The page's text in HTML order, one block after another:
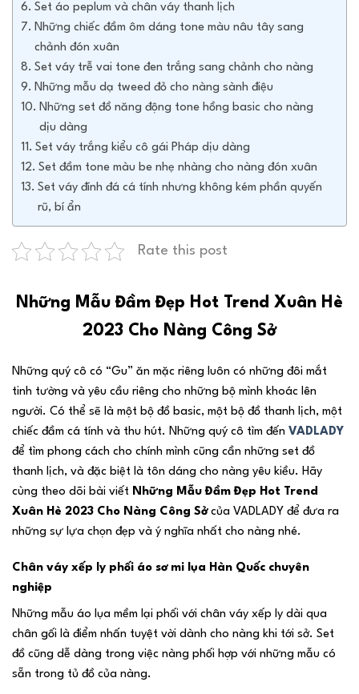
Set áo peplum và chân váy thanh lịch
Những chiếc đầm ôm dáng tone màu nâu tây sang
chảnh đón xuân
Set váy trễ vai tone đen trắng sang chảnh cho nàng
Những mẫu dạ tweed đỏ cho nàng sành điệu
Những set đồ năng động tone hồng basic cho nàng
dịu dàng
Set váy trắng kiểu cô gái Pháp dịu dàng
Set đầm tone màu be nhẹ nhàng cho nàng đón xuân
Set váy đính đá cá tính nhưng không kém phần quyến
rũ, bí ẩn
Rate this post
Những Mẫu Đầm Đẹp Hot Trend Xuân Hè
2023 Cho Nàng Công Sở
Những quý cô có “Gu” ăn mặc riêng luôn có những đôi mắt
tinh tường và yêu cầu riêng cho những bộ mình khoác lên
người. Có thể sẽ là một bộ đồ basic, một bộ đồ thanh lịch, một
chiếc đầm cá tính và thu hút. Những quý cô tìm đến VADLADY
để tìm phong cách cho chính mình cũng cần những set đồ
thanh lịch, và đặc biệt là tôn dáng cho nàng yêu kiều. Hãy
cùng theo dõi bài viết Những Mẫu Đầm Đẹp Hot Trend
Xuân Hè 2023 Cho Nàng Công Sở của VADLADY để đưa ra
những sự lựa chọn đẹp và ý nghĩa nhất cho nàng nhé.
Chân váy xếp ly phối áo sơ mi lụa Hàn Quốc chuyên
nghiệp
Những mẫu áo lụa mềm lại phối với chân váy xếp ly dài qua
chân gối là điểm nhấn tuyệt vời dành cho nàng khi tới sở. Set
đồ cũng dễ dàng trong việc nàng phối hợp với những mẫu có
sẵn trong tủ đồ của nàng.